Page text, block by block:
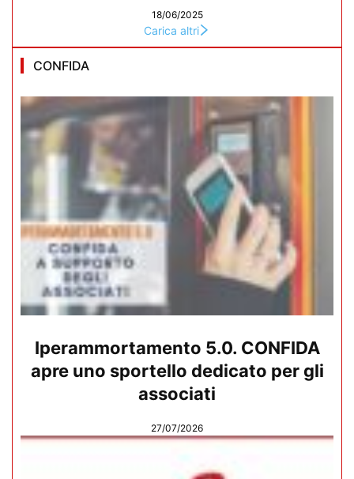
18/06/2025
Carica altri
CONFIDA
Iperammortamento 5.0. CONFIDA
apre uno sportello dedicato per gli
associati
27/07/2026